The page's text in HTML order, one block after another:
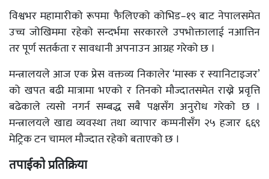
विश्वभर महामारीको रूपमा फैलिएको कोभिड–१९ बाट नेपालसमेत
उच्च जोखिममा रहेको सन्दर्भमा सरकारले उपभोक्तालाई नआत्तिन
तर पूर्ण सतर्कता र सावधानी अपनाउन आग्रह गरेको छ ।
मन्त्रालयले आज एक प्रेस वक्तव्य निकालेर ‘मास्क र स्यानिटाइजर’
को खपत बढी मात्रामा भएको र तिनको मौज्दातसमेत राख्ने प्रवृत्ति
बढेकाले त्यसो नगर्न सम्बद्ध सबै पक्षसँग अनुरोध गरेको छ ।
मन्त्रालयले खाद्य व्यवस्था तथा व्यापार कम्पनीसँग २५ हजार ६६९
मेट्रिक टन चामल मौज्दात रहेको बताएको छ ।
तपाईको प्रतिक्रिया